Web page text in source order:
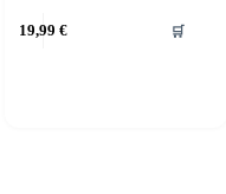
19,99 € 🛒